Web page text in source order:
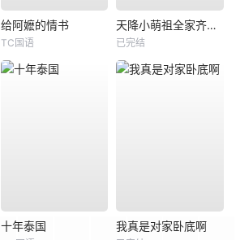
给阿嬷的情书
TC国语
天降小萌祖全家齐齐宠
已完结
十年泰国 我真是对家卧底啊